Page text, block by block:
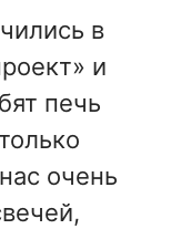
в
и
печь
очень